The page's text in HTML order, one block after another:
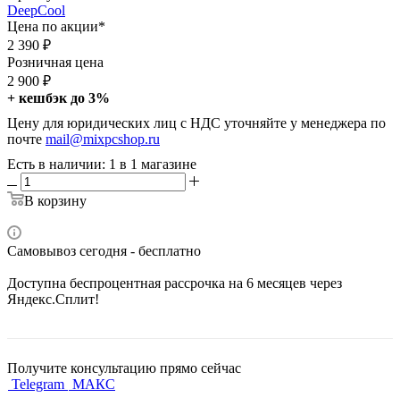
DeepCool
Цена по акции*
2 390 ₽
Розничная цена
2 900 ₽
+ кешбэк до 3%
Цену для юридических лиц с НДС уточняйте у менеджера по
почте mail@mixpcshop.ru
Есть в наличии: 1 в 1 магазине
В корзину
Самовывоз сегодня - бесплатно
Доступна беспроцентная рассрочка на 6 месяцев через
Яндекс.Сплит!
Получите консультацию прямо сейчас
Telegram МАКС